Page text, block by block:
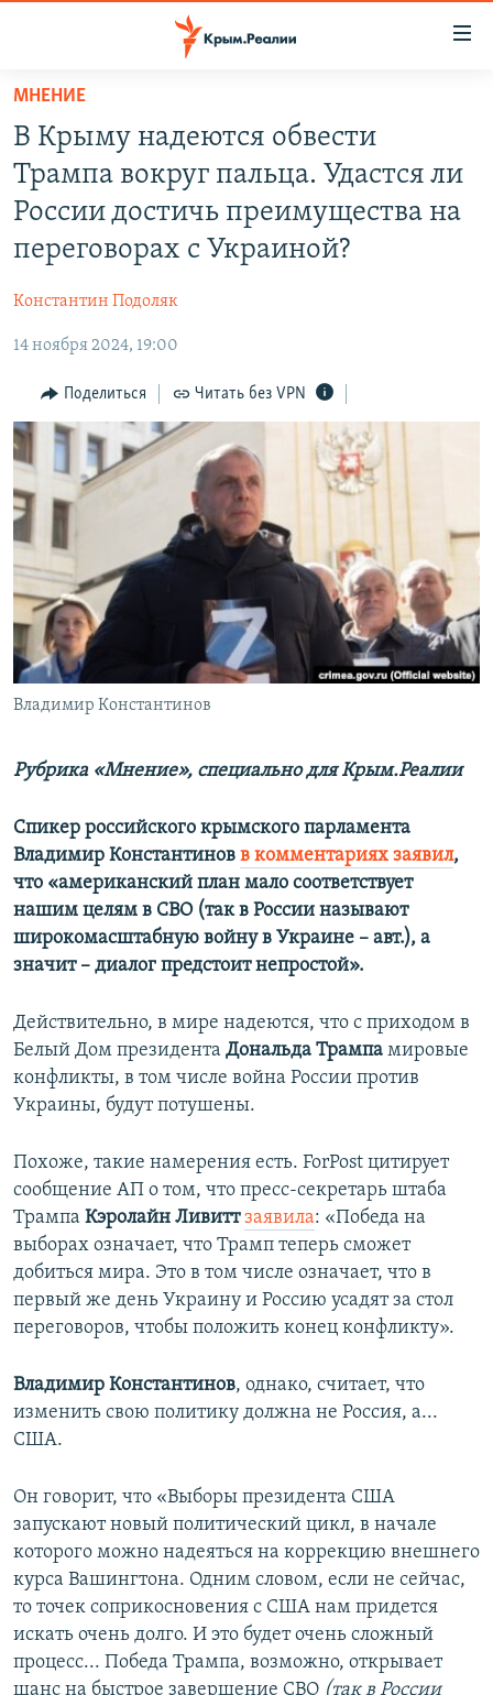
Вернуться
основному
содержанию
Вернутся
главной
Вернутся
СПЕЦПРОЕКТЫ
КАРТА ВОЕННЫХ ОБЪЕКТОВ КРЫМА
ВОДА
ИНФОГРАФИКА
ТЕЛЕПРОЕКТ КРЫМ.РЕАЛИИ
СОВЕТЫ ПРАВОЗАЩИТНИКОВ
ПРОПАВШИЕ БЕЗ ВЕСТИ
ПОБЕДИТЕЛЕЙ НЕ СУДЯТ?
КРЫМ.НЕПОКОРЕННЫЙ
ELIFBE
УКРАИНСКАЯ ПРОБЛЕМА КРЫМА
РАДІО СВОБОДА
КАК ОБОЙТИ БЛОКИРОВКУ
Qırımtatar
ПРИСОЕДИНЯЙТЕСЬ!
Все сайты RFE/RL
МНЕНИЕ
В Крыму надеются обвести
Трампа вокруг пальца. Удастся ли
России достичь преимущества на
переговорах с Украиной?
Константин Подоляк
14 ноября 2024, 19:00
Поделиться Читать без VPN
Владимир Константинов
Рубрика «Мнение», специально для Крым.Реалии
Спикер российского крымского парламента
Владимир Константинов в комментариях заявил,
что «американский план мало соответствует
нашим целям в СВО (так в России называют
широкомасштабную войну в Украине – авт.), а
значит – диалог предстоит непростой».
Действительно, в мире надеются, что с приходом в
Белый Дом президента Дональда Трампа мировые
конфликты, в том числе война России против
Украины, будут потушены.
Похоже, такие намерения есть. ForPost цитирует
сообщение АП о том, что пресс-секретарь штаба
Трампа Кэролайн Ливитт заявила: «Победа на
выборах означает, что Трамп теперь сможет
добиться мира. Это в том числе означает, что в
первый же день Украину и Россию усадят за стол
переговоров, чтобы положить конец конфликту».
Владимир Константинов, однако, считает, что
изменить свою политику должна не Россия, а...
США.
Он говорит, что «Выборы президента США
запускают новый политический цикл, в начале
которого можно надеяться на коррекцию внешнего
курса Вашингтона. Одним словом, если не сейчас,
то точек соприкосновения с США нам придется
искать очень долго. И это будет очень сложный
процесс... Победа Трампа, возможно, открывает
шанс на быстрое завершение СВО (так в России